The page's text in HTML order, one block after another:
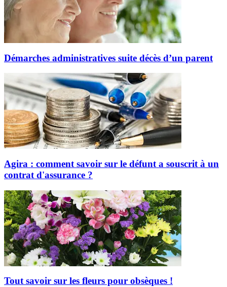
Démarches administratives suite décès d’un parent
Agira : comment savoir sur le défunt a souscrit à un
contrat d'assurance ?
Tout savoir sur les fleurs pour obsèques !